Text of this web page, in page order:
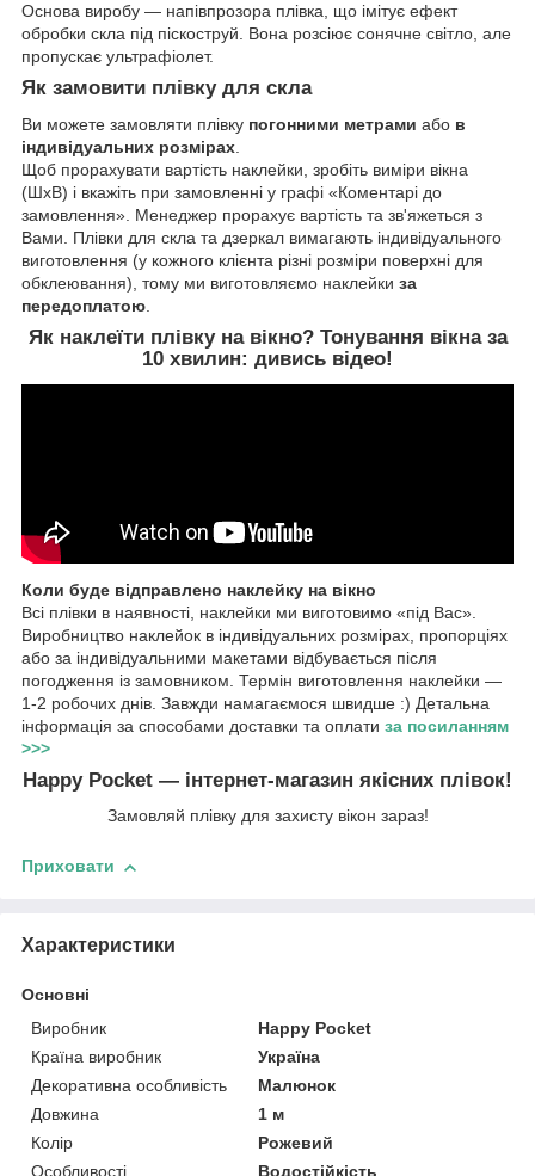
Основа виробу — напівпрозора плівка, що імітує ефект
обробки скла під піскоструй. Вона розсіює сонячне світло, але
пропускає ультрафіолет.
Як замовити плівку для скла
Ви можете замовляти плівку погонними метрами або в
індивідуальних розмірах
Щоб прорахувати вартість наклейки, зробіть виміри вікна
(ШхВ) і вкажіть при замовленні у графі «Коментарі до
замовлення». Менеджер прорахує вартість та зв'яжеться з
Вами. Плівки для скла та дзеркал вимагають індивідуального
виготовлення (у кожного клієнта різні розміри поверхні для
обклеювання), тому ми виготовляємо наклейки за
передоплатою
Як наклеїти плівку на вікно? Тонування вікна за
10 хвилин: дивись відео!
Коли буде відправлено наклейку на вікно
Всі плівки в наявності, наклейки ми виготовимо «під Вас».
Виробництво наклейок в індивідуальних розмірах, пропорціях
або за індивідуальними макетами відбувається після
погодження із замовником. Термін виготовлення наклейки —
1-2 робочих днів. Завжди намагаємося швидше :) Детальна
інформація за способами доставки та оплати за посиланням
>>>
Happy Pocket — інтернет-магазин якісних плівок!
Замовляй плівку для захисту вікон зараз!
Приховати
Характеристики
Основні
Виробник
Happy Pocket
Країна виробник
Україна
Декоративна особливість
Малюнок
Довжина
1 м
Колір
Рожевий
Особливості
Водостійкість